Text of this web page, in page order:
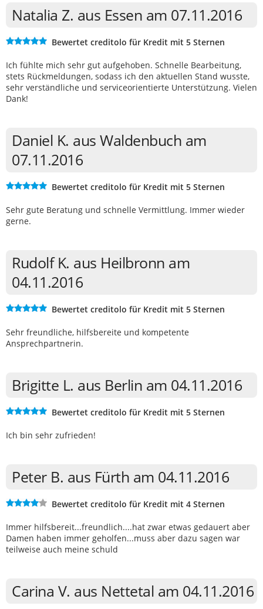
Natalia Z. aus Essen am 07.11.2016
Bewertet creditolo für Kredit mit 5 Sternen
Ich fühlte mich sehr gut aufgehoben. Schnelle Bearbeitung,
stets Rückmeldungen, sodass ich den aktuellen Stand wusste,
sehr verständliche und serviceorientierte Unterstützung. Vielen
Dank!
Daniel K. aus Waldenbuch am
07.11.2016
Bewertet creditolo für Kredit mit 5 Sternen
Sehr gute Beratung und schnelle Vermittlung. Immer wieder
gerne.
Rudolf K. aus Heilbronn am
04.11.2016
Bewertet creditolo für Kredit mit 5 Sternen
Sehr freundliche, hilfsbereite und kompetente
Ansprechpartnerin.
Brigitte L. aus Berlin am 04.11.2016
Bewertet creditolo für Kredit mit 5 Sternen
Ich bin sehr zufrieden!
Peter B. aus Fürth am 04.11.2016
Bewertet creditolo für Kredit mit 4 Sternen
Immer hilfsbereit...freundlich....hat zwar etwas gedauert aber
Damen haben immer geholfen...muss aber dazu sagen war
teilweise auch meine schuld
Carina V. aus Nettetal am 04.11.2016